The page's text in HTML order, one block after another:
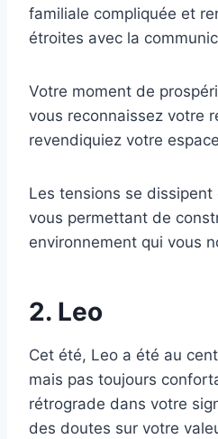
familiale compliquée et
étroites avec la
Votre moment de
vous reconnaissez votre
revendiquiez votre
Les tensions se
vous permettant de
environnement qui vous
2. Leo
Cet été, Leo a été au
mais pas toujours
rétrograde dans votre
des doutes sur votre